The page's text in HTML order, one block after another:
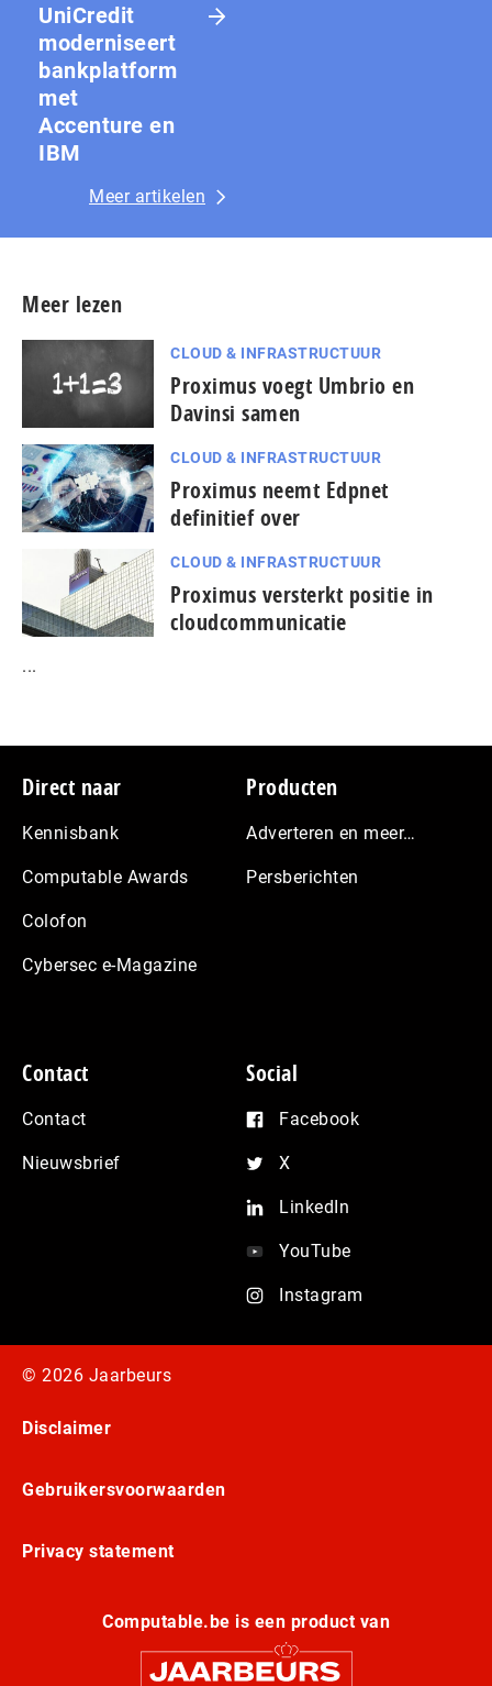
UniCredit
moderniseert
bankplatform
met
Accenture en
IBM
Meer artikelen
Meer lezen
CLOUD & INFRASTRUCTUUR
Proximus voegt Umbrio en
Davinsi samen
CLOUD & INFRASTRUCTUUR
Proximus neemt Edpnet
definitief over
CLOUD & INFRASTRUCTUUR
Proximus versterkt positie in
cloudcommunicatie
...
Footer
Direct naar
Kennisbank
Computable Awards
Colofon
Cybersec e-Magazine
Producten
Adverteren en meer…
Persberichten
Contact
Contact
Nieuwsbrief
Social
Facebook
X
LinkedIn
YouTube
Instagram
© 2026 Jaarbeurs
Disclaimer
Gebruikersvoorwaarden
Privacy statement
Computable.be is een product van